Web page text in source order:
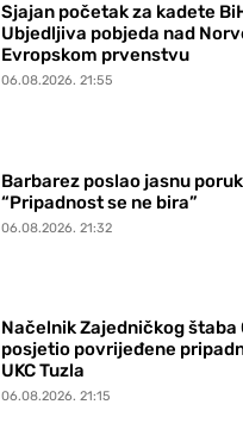
Sjajan početak za kadete
Ubjedljiva pobjeda nad
Evropskom prvenstvu
06.08.2026. 21:55
Barbarez poslao jasnu
“Pripadnost se ne bira”
06.08.2026. 21:32
Načelnik Zajedničkog štaba
posjetio povrijeđene
UKC Tuzla
06.08.2026. 21:15